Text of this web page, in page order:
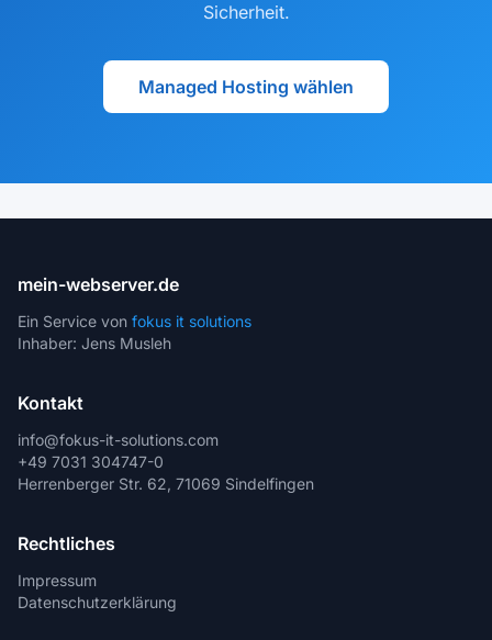
Sicherheit.
Managed Hosting wählen
mein-webserver.de
Ein Service von fokus it solutions
Inhaber: Jens Musleh
Kontakt
info@fokus-it-solutions.com
+49 7031 304747-0
Herrenberger Str. 62, 71069 Sindelfingen
Rechtliches
Impressum
Datenschutzerklärung